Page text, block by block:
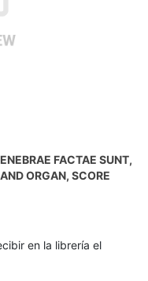
FACTAE SUNT,
ORGAN, SCORE
en la librería el